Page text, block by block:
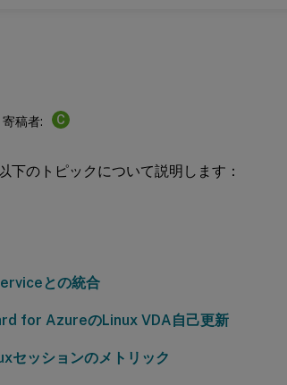
寄稿者: C
下のトピックについて説明します：
との統合
for AzureのLinux VDA自己更新
セッションのメトリック